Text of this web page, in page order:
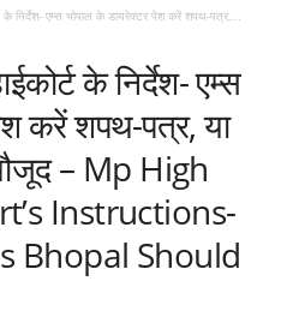
निर्देश- एम्स भोपाल के डायरेक्टर पेश करें शपथ-पत्र,...
के निर्देश- एम्स
करें शपथ-पत्र, या
– Mp High
Instructions-
Bhopal Should